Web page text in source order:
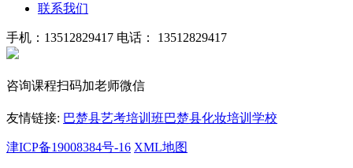
联系我们
手机：13512829417 电话： 13512829417
咨询课程扫码加老师微信
友情链接: 巴楚县艺考培训班巴楚县化妆培训学校
津ICP备19008384号-16 XML地图